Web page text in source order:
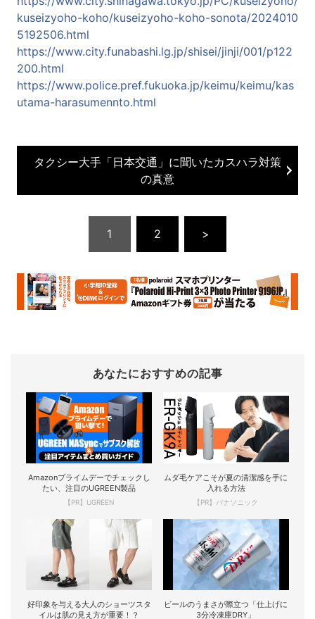
kuseizyoho-koho/kuseizyoho-koho-sonota/2024010
5192506.html
https://www.city.funabashi.lg.jp/shisei/jinji/001/p122
200.html
https://www.police.pref.fukuoka.jp/keimu/keimu/kas
utama-harasumennto.html
タクシー大手「日本交通」に聞いたカスハラ対策
の真意
1 2 >
あなたにおすすめの記事
Amazonプライムデーでチェックし
たい、注目のUGREEN製品
【PR】UGREEN
ムダ毛ケアこそが夏の清潔感を手に
入れる方法
【PR】パナソニック
好印象を与える大人のショーツスタ
イルは肌の見え方が重要！？
ビールのうまさが際立つ「仕上げに
3分冷凍庫DRY」